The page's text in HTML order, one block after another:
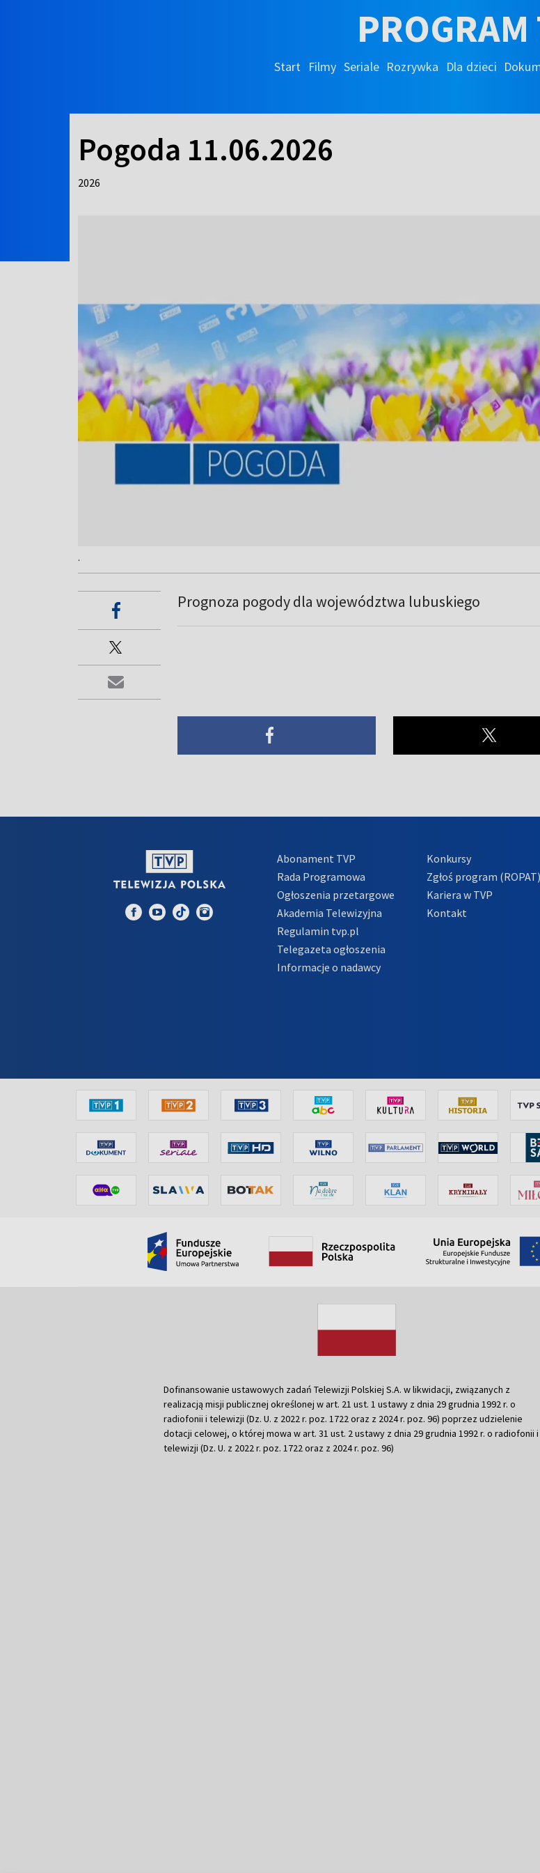
PROGRAM
Start Filmy Seriale Rozrywka Dla dzieci
Pogoda 11.06.2026
2026
.
Prognoza pogody dla województwa lubuskiego
Abonament TVP
Rada Programowa
Ogłoszenia przetargowe
Akademia Telewizyjna
Regulamin tvp.pl
Telegazeta ogłoszenia
Informacje o nadawcy
Konkursy
Zgłoś program (ROPAT)
Kariera w TVP
Kontakt
Dofinansowanie ustawowych zadań Telewizji Polskiej S.A. w likwidacji, związanych z
realizacją misji publicznej określonej w art. 21 ust. 1 ustawy z dnia 29 grudnia 1992 r. o
radiofonii i telewizji (Dz. U. z 2022 r. poz. 1722 oraz z 2024 r. poz. 96) poprzez udzielenie
dotacji celowej, o której mowa w art. 31 ust. 2 ustawy z dnia 29 grudnia 1992 r. o radiofonii i
telewizji (Dz. U. z 2022 r. poz. 1722 oraz z 2024 r. poz. 96)